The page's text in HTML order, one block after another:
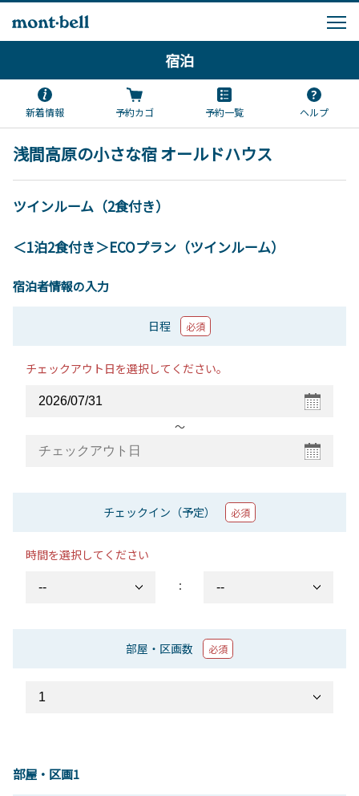
宿泊
新着情報 予約カゴ 予約一覧 ヘルプ
浅間高原の小さな宿 オールドハウス
ツインルーム（2食付き）
＜1泊2食付き＞ECOプラン（ツインルーム）
宿泊者情報の入力
日程 必須
チェックアウト日を選択してください。
〜
チェックイン（予定） 必須
時間を選択してください
：
部屋・区画数 必須
部屋・区画1